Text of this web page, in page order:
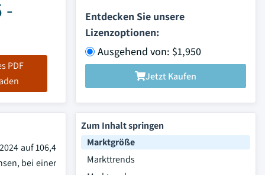
-
PDF
Entdecken Sie unsere
Lizenzoptionen:
Ausgehend von: $1,950
Jetzt Kaufen
auf 106,4
bei einer
Zum Inhalt springen
Marktgröße
Markttrends